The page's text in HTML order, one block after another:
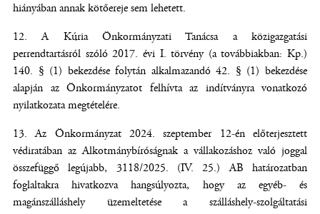
hiányában annak kötőereje sem lehetett.
A Kúria Önkormányzati Tanácsa a közigazgatási
perrendtartásról szóló 2017. évi I. törvény (a továbbiakban: Kp.)
140. § (1) bekezdése folytán alkalmazandó 42. § (1) bekezdése
alapján az Önkormányzatot felhívta az indítványra vonatkozó
nyilatkozata megtételére.
Az Önkormányzat 2024. szeptember 12-én előterjesztett
védiratában az Alkotmánybíróságnak a vállakozáshoz való joggal
összefüggő legújabb, 3118/2025. (IV. 25.) AB határozatban
foglaltakra hivatkozva hangsúlyozta, hogy az egyéb- és
magánszálláshely üzemeltetése a szálláshely-szolgáltatási